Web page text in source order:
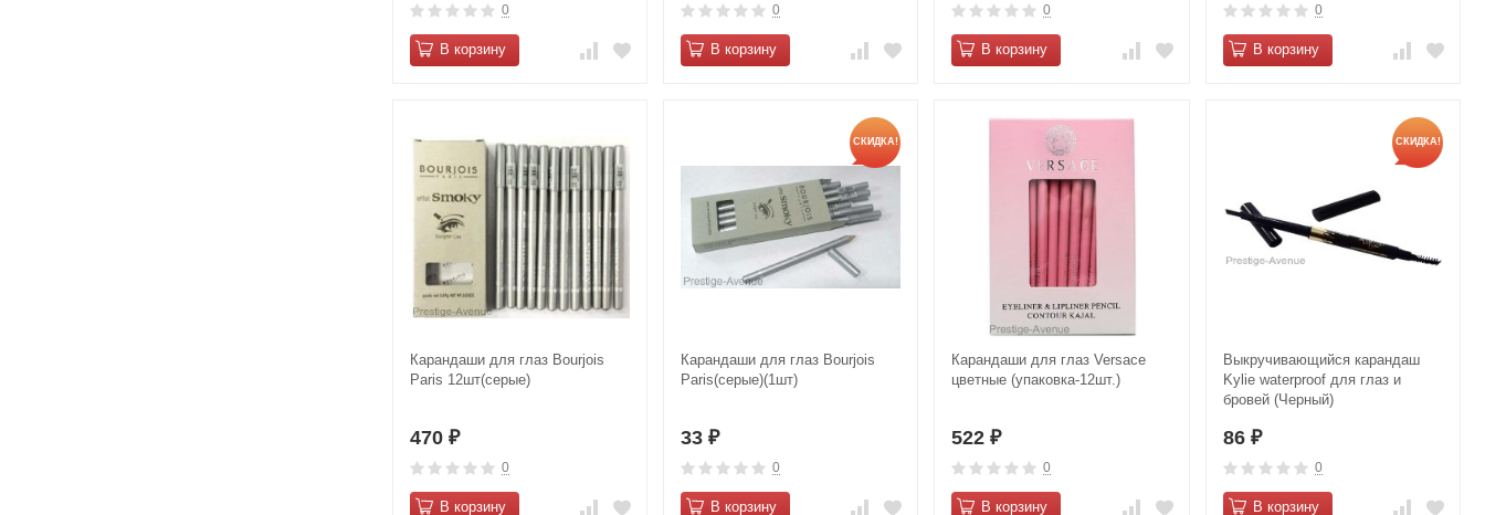
0
В корзину
0
В корзину
0
В корзину
0
В корзину
Карандаши для глаз Bourjois
Paris 12шт(серые)
470 ₽
0
В корзину
СКИДКА!
Карандаши для глаз Bourjois
Paris(серые)(1шт)
33 ₽
0
В корзину
Карандаши для глаз Versace
цветные (упаковка-12шт.)
522₽
0
В корзину
СКИДКА!
Выкручивающийся карандаш
Kylie waterproof для глаз и
бровей (Черный)
86 ₽
0
В корзину